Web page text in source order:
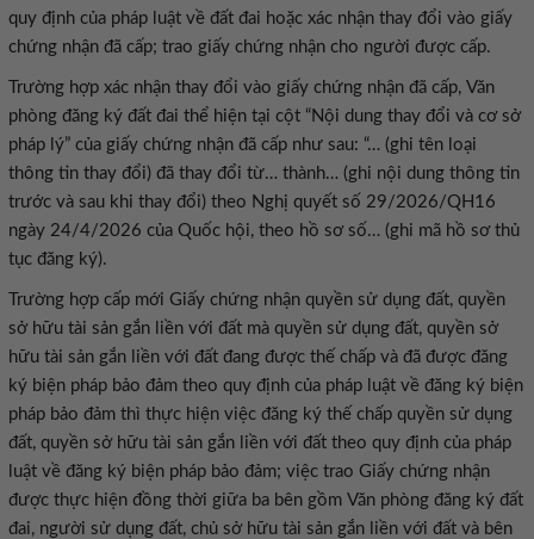
quy định của pháp luật về đất đai hoặc xác nhận thay đổi vào giấy
chứng nhận đã cấp; trao giấy chứng nhận cho người được cấp.
Trường hợp xác nhận thay đổi vào giấy chứng nhận đã cấp, Văn
phòng đăng ký đất đai thể hiện tại cột “Nội dung thay đổi và cơ sở
pháp lý” của giấy chứng nhận đã cấp như sau: “… (ghi tên loại
thông tin thay đổi) đã thay đổi từ… thành… (ghi nội dung thông tin
trước và sau khi thay đổi) theo Nghị quyết số 29/2026/QH16
ngày 24/4/2026 của Quốc hội, theo hồ sơ số… (ghi mã hồ sơ thủ
tục đăng ký).
Trường hợp cấp mới Giấy chứng nhận quyền sử dụng đất, quyền
sở hữu tài sản gắn liền với đất mà quyền sử dụng đất, quyền sở
hữu tài sản gắn liền với đất đang được thế chấp và đã được đăng
ký biện pháp bảo đảm theo quy định của pháp luật về đăng ký biện
pháp bảo đảm thì thực hiện việc đăng ký thế chấp quyền sử dụng
đất, quyền sở hữu tài sản gắn liền với đất theo quy định của pháp
luật về đăng ký biện pháp bảo đảm; việc trao Giấy chứng nhận
được thực hiện đồng thời giữa ba bên gồm Văn phòng đăng ký đất
đai, người sử dụng đất, chủ sở hữu tài sản gắn liền với đất và bên